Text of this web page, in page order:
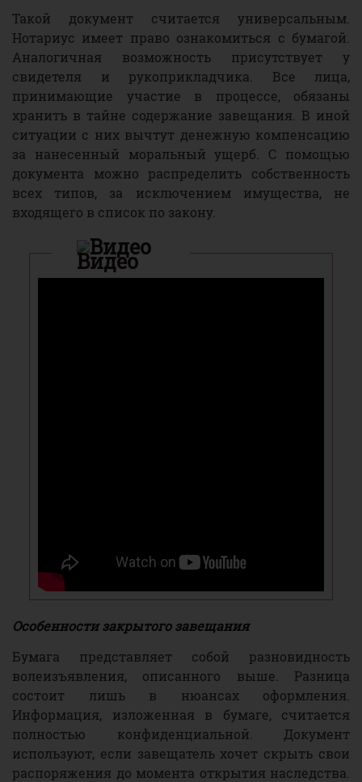
Такой документ считается универсальным.
Нотариус имеет право ознакомиться с бумагой.
Аналогичная возможность присутствует у
свидетеля и рукоприкладчика. Все лица,
принимающие участие в процессе, обязаны
хранить в тайне содержание завещания. В иной
ситуации с них вычтут денежную компенсацию
за нанесенный моральный ущерб. С помощью
документа можно распределить собственность
всех типов, за исключением имущества, не
входящего в список по закону.
Видео
Особенности закрытого завещания
Бумага представляет собой разновидность
волеизъявления, описанного выше. Разница
состоит лишь в нюансах оформления.
Информация, изложенная в бумаге, считается
полностью конфиденциальной. Документ
используют, если завещатель хочет скрыть свои
распоряжения до момента открытия наследства.